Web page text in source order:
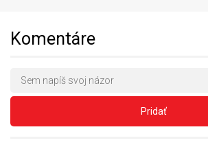
Komentáre
Pridať